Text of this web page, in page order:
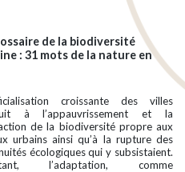
de la biodiversité
: 31 mots de la nature en
croissante des villes
à l’appauvrissement et la
de la biodiversité propre aux
urbains ainsi qu’à la rupture des
écologiques qui y subsistaient.
l’adaptation, comme